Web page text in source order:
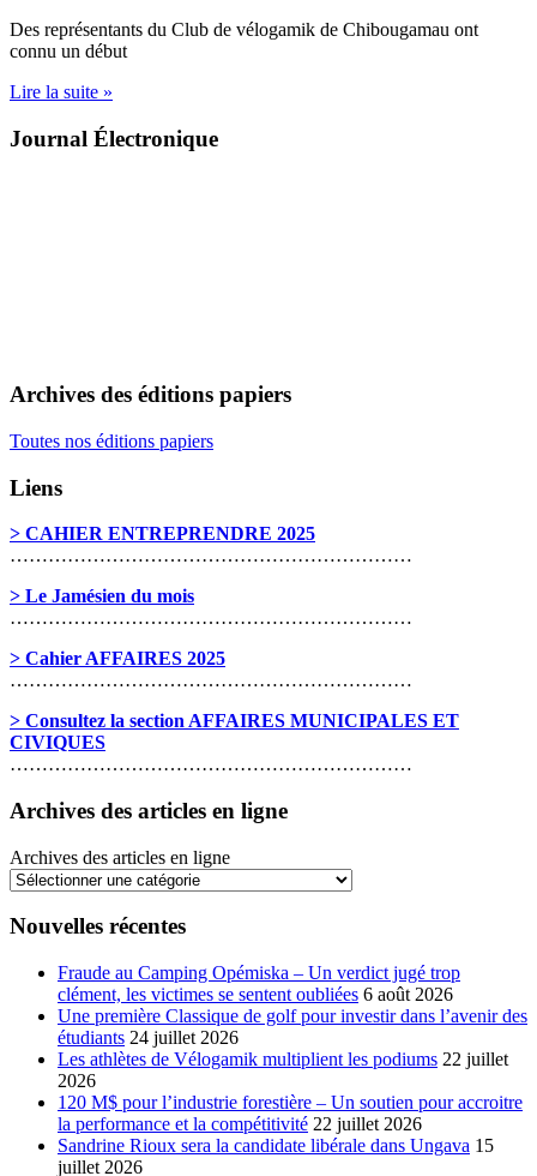
Des représentants du Club de vélogamik de Chibougamau ont
connu un début
Lire la suite »
Journal Électronique
Archives des éditions papiers
Toutes nos éditions papiers
Liens
> CAHIER ENTREPRENDRE 2025
………………………………………………………
> Le Jamésien du mois
………………………………………………………
> Cahier AFFAIRES 2025
………………………………………………………
> Consultez la section AFFAIRES MUNICIPALES ET
CIVIQUES
………………………………………………………
Archives des articles en ligne
Archives des articles en ligne
Nouvelles récentes
Fraude au Camping Opémiska – Un verdict jugé trop
clément, les victimes se sentent oubliées 6 août 2026
Une première Classique de golf pour investir dans l’avenir des
étudiants 24 juillet 2026
Les athlètes de Vélogamik multiplient les podiums 22 juillet
2026
120 M$ pour l’industrie forestière – Un soutien pour accroitre
la performance et la compétitivité 22 juillet 2026
Sandrine Rioux sera la candidate libérale dans Ungava 15
juillet 2026